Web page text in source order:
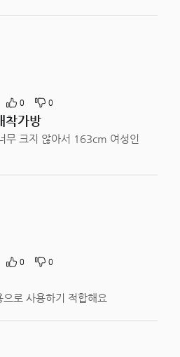
0 0
착가방
무 크지 않아서 163cm 여성인
0 0
로 사용하기 적합해요